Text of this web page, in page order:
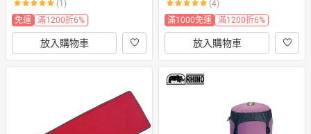
(1)
免運
滿1200折6%
放入購物車
(4)
滿1000免運
滿1200折6%
放入購物車